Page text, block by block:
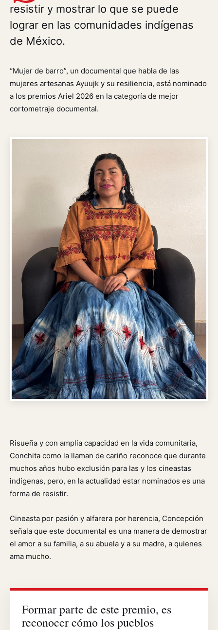
resistir y mostrar lo que se puede
lograr en las comunidades indígenas
de México.
“Mujer de barro”, un documental que habla de las
mujeres artesanas Ayuujk y su resiliencia, está nominado
a los premios Ariel 2026 en la categoría de mejor
cortometraje documental.
Risueña y con amplia capacidad en la vida comunitaria,
Conchita como la llaman de cariño reconoce que durante
muchos años hubo exclusión para las y los cineastas
indígenas, pero, en la actualidad estar nominados es una
forma de resistir.
Cineasta por pasión y alfarera por herencia, Concepción
señala que este documental es una manera de demostrar
el amor a su familia, a su abuela y a su madre, a quienes
ama mucho.
Formar parte de este premio, es
reconocer cómo los pueblos